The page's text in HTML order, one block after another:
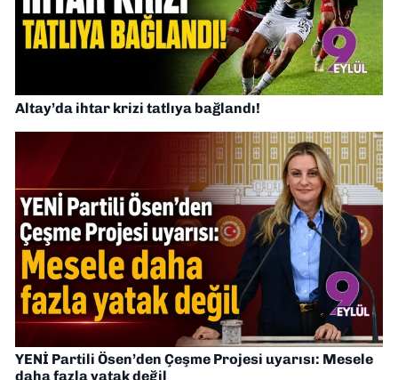
Altay’da ihtar krizi tatlıya bağlandı!
YENİ Partili Ösen’den Çeşme Projesi uyarısı: Mesele
daha fazla yatak değil